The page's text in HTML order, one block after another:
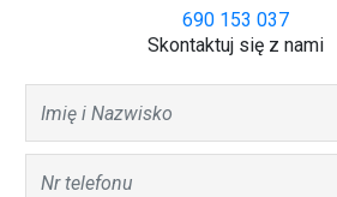
690 153 037
Skontaktuj się z nami